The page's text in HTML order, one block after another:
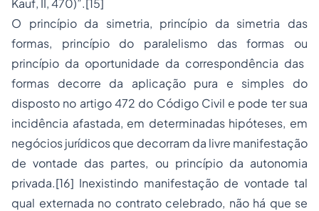
Kauf, II, 470)”.[15]
O princípio da simetria, princípio da simetria das
formas, princípio do paralelismo das formas ou
princípio da oportunidade da correspondência das
formas decorre da aplicação pura e simples do
disposto no artigo 472 do Código Civil e pode ter sua
incidência afastada, em determinadas hipóteses, em
negócios jurídicos que decorram da livre manifestação
de vontade das partes, ou princípio da autonomia
privada.[16] Inexistindo manifestação de vontade tal
qual externada no contrato celebrado, não há que se